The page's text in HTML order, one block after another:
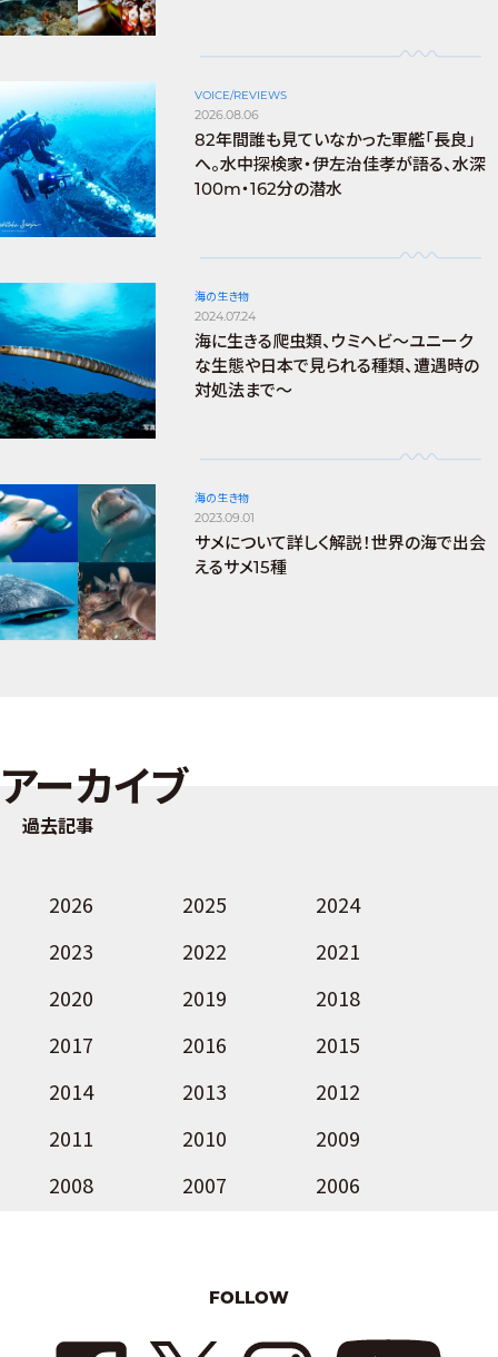
VOICE/REVIEWS
2026.08.06
82年間誰も見ていなかった軍艦「長良」
へ。水中探検家・伊左治佳孝が語る、水深
100m・162分の潜水
海の生き物
2024.07.24
海に生きる爬虫類、ウミヘビ～ユニーク
な生態や日本で見られる種類、遭遇時の
対処法まで～
海の生き物
2023.09.01
サメについて詳しく解説！世界の海で出会
えるサメ15種
アーカイブ
過去記事
2026 2025
2024
2023
2022
2021
2020
2019
2018
2017
2016
2015
2014
2013
2012
2011
2010
2009
2008
2007 2006
FOLLOW